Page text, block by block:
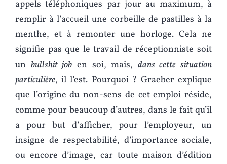
appels téléphoniques par jour au maximum, à
remplir à l’accueil une corbeille de pastilles à la
menthe, et à remonter une horloge. Cela ne
signifie pas que le travail de réceptionniste soit
un bullshit job en soi, mais, dans cette situation
particulière, il l’est. Pourquoi ? Graeber explique
que l’origine du non-sens de cet emploi réside,
comme pour beaucoup d’autres, dans le fait qu’il
a pour but d’afficher, pour l’employeur, un
insigne de respectabilité, d’importance sociale,
ou encore d’image, car toute maison d’édition